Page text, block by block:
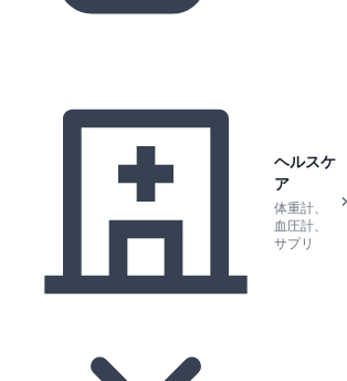
ヘルスケ
ア
体重計、
血圧計、
サプリ